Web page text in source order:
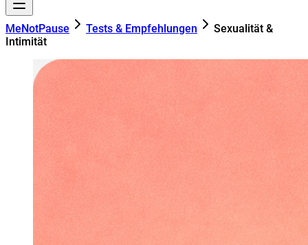
MeNotPause Tests & Empfehlungen
Sexualität &
Intimität